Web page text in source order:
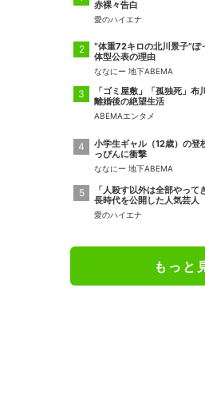
赤裸々告白
愛のハイエナ
“体重72キロの北川景子”ぽ
体型公表の理由
ななにー 地下ABEMA
「ゴミ屋敷」「孤独死」布
離婚後の絶望生活
ABEMAエンタメ
小学生ギャル（12歳）の登
っぴんに衝撃
ななにー 地下ABEMA
「人殺す以外は全部やって
長時代を公開した人気芸人
愛のハイエナ
もっと